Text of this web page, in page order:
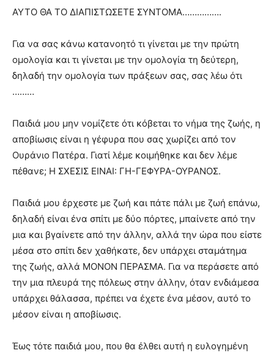
ΑΥΤΟ ΘΑ ΤΟ ΔΙΑΠΙΣΤΩΣΕΤΕ ΣΥΝΤΟΜΑ…………….
Για να σας κάνω κατανοητό τι γίνεται με την πρώτη
ομολογία και τι γίνεται με την ομολογία τη δεύτερη,
δηλαδή την ομολογία των πράξεων σας, σας λέω ότι
………
Παιδιά μου μην νομίζετε ότι κόβεται το νήμα της ζωής, η
αποβίωσις είναι η γέφυρα που σας χωρίζει από τον
Ουράνιο Πατέρα. Γιατί λέμε κοιμήθηκε και δεν λέμε
πέθανε; Η ΣΧΕΣΙΣ ΕΙΝΑΙ: ΓΗ-ΓΕΦΥΡΑ-ΟΥΡΑΝΟΣ.
Παιδιά μου έρχεστε με ζωή και πάτε πάλι με ζωή επάνω,
δηλαδή είναι ένα σπίτι με δύο πόρτες, μπαίνετε από την
μια και βγαίνετε από την άλλην, αλλά την ώρα που είστε
μέσα στο σπίτι δεν χαθήκατε, δεν υπάρχει σταμάτημα
της ζωής, αλλά ΜΟΝΟΝ ΠΕΡΑΣΜΑ. Για να περάσετε από
την μια πλευρά της πόλεως στην άλλην, όταν ενδιάμεσα
υπάρχει θάλασσα, πρέπει να έχετε ένα μέσον, αυτό το
μέσον είναι η αποβίωσις.
Έως τότε παιδιά μου, που θα έλθει αυτή η ευλογημένη